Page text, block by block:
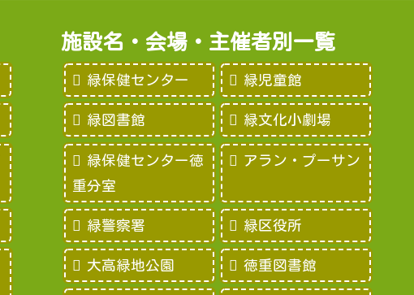
施設名・会場・主催者別一覧
緑保健センター 緑児童館
緑図書館 緑文化小劇場
緑保健センター徳
重分室
アラン・プーサン
緑警察署 緑区役所
大高緑地公園 徳重図書館